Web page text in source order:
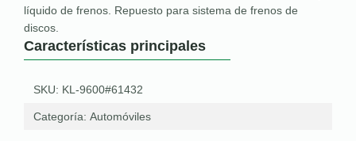
líquido de frenos. Repuesto para sistema de frenos de
discos.
Características principales
SKU: KL-9600#61432
Categoría: Automóviles